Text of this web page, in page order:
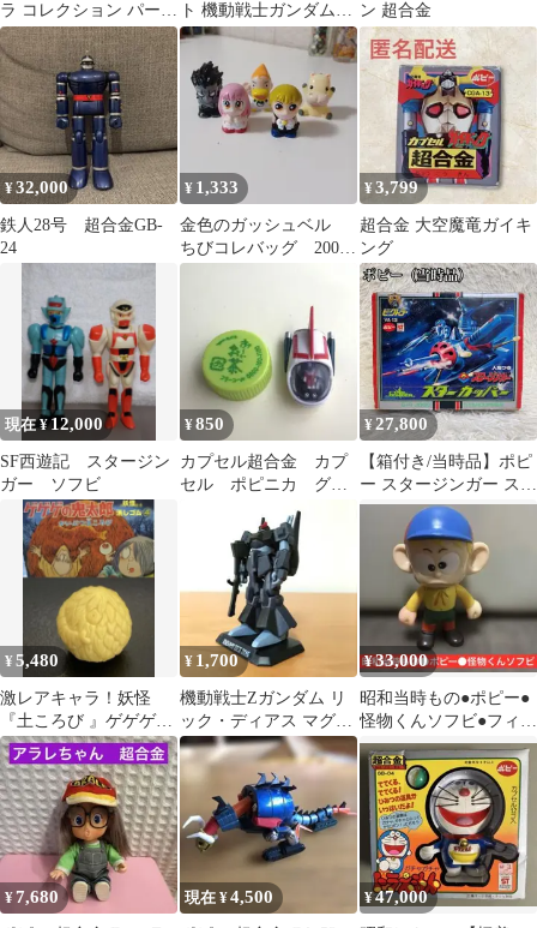
ラ コレクション パート
2 ポピー
ト 機動戦士ガンダム
シャア・アズナブル
ペーパーモデル
ン 超合金
¥32,000
鉄人28号 超合金GB-
24
¥ 1,333
金色のガッシュベル
ちびコレバッグ 2003
年 コンプリート 指
¥3,799
超合金 大空魔竜ガイキ
ング
現在 ¥12,000
SF西遊記 スタージン
ガー ソフビ
¥850
カプセル超合金 カプ
セル ポピニカ グレ
ートマジンガー クイ
ーンスター
¥27,800
【箱付き/当時品】ポピ
ー スタージンガー スタ
ーカッパー VA-13 ビク
トラー
¥5,480
激レアキャラ！妖怪
『土ころび 』ゲゲゲの
鬼太郎 バンダイ 消しゴ
ム 塩ビ人形
¥ 1,700
機動戦士Zガンダム リ
ック・ディアス マグネ
ットアクション
¥33,000
昭和当時もの●ポピー●
怪物くんソフビ●フィギ
ュア
¥7,680 現在 ¥4,500 ¥47,000